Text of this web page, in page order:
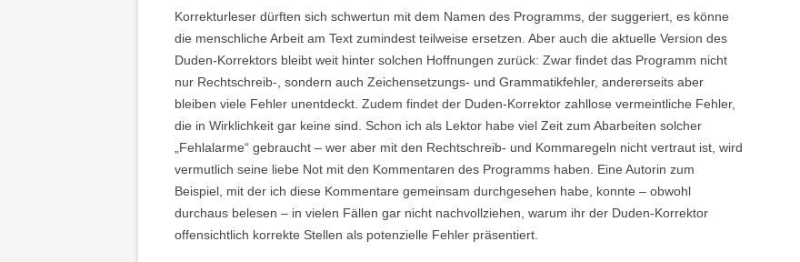
Korrekturleser dürften sich schwertun mit dem Namen des Programms, der suggeriert, es könne
die menschliche Arbeit am Text zumindest teilweise ersetzen. Aber auch die aktuelle Version des
Duden-Korrektors bleibt weit hinter solchen Hoffnungen zurück: Zwar findet das Programm nicht
nur Rechtschreib-, sondern auch Zeichensetzungs- und Grammatikfehler, andererseits aber
bleiben viele Fehler unentdeckt. Zudem findet der Duden-Korrektor zahllose vermeintliche Fehler,
die in Wirklichkeit gar keine sind. Schon ich als Lektor habe viel Zeit zum Abarbeiten solcher
„Fehlalarme“ gebraucht – wer aber mit den Rechtschreib- und Kommaregeln nicht vertraut ist, wird
vermutlich seine liebe Not mit den Kommentaren des Programms haben. Eine Autorin zum
Beispiel, mit der ich diese Kommentare gemeinsam durchgesehen habe, konnte – obwohl
durchaus belesen – in vielen Fällen gar nicht nachvollziehen, warum ihr der Duden-Korrektor
offensichtlich korrekte Stellen als potenzielle Fehler präsentiert.